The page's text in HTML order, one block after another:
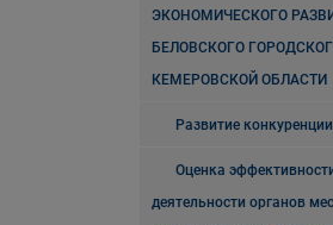
ЭКОНОМИЧЕСКОГО
БЕЛОВСКОГО
КЕМЕРОВСКОЙ ОБЛАСТИ
Развитие конкуренции
Оценка
деятельности органов